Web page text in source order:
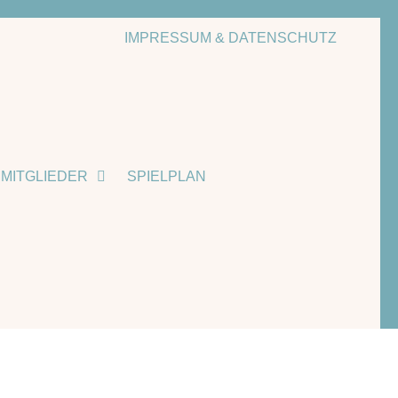
IMPRESSUM & DATENSCHUTZ
MITGLIEDER SPIELPLAN